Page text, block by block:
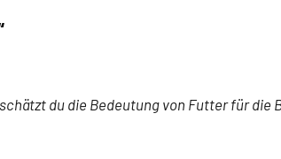
du die Bedeutung von Futter für die